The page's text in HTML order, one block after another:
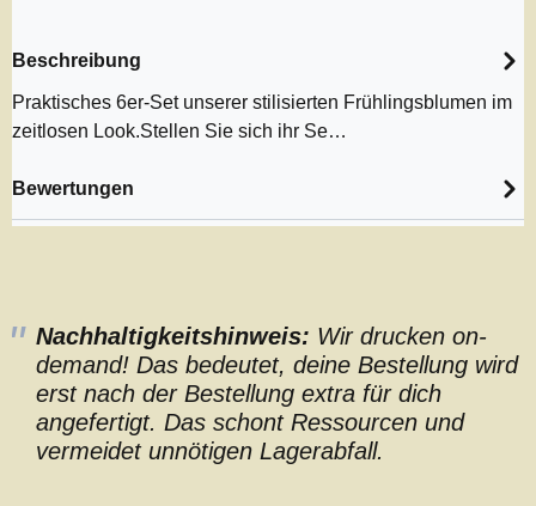
Beschreibung
Praktisches 6er-Set unserer stilisierten Frühlingsblumen im
zeitlosen Look.Stellen Sie sich ihr Se…
Bewertungen
Nachhaltigkeitshinweis: Wir drucken on-
demand! Das bedeutet, deine Bestellung wird
erst nach der Bestellung extra für dich
angefertigt. Das schont Ressourcen und
vermeidet unnötigen Lagerabfall.